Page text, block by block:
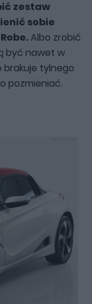
zestaw
sobie
Albo zrobić
być nawet w
brakuje tylnego
pozmieniać.